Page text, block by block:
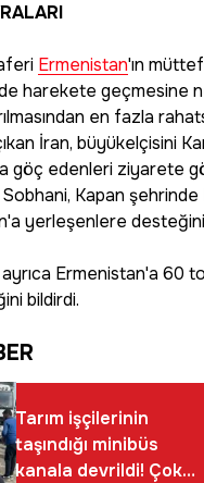
Ermenistan'ın
harekete geçmesine
en fazla
İran, büyükelçisini
göç edenleri ziyarete
Kapan
yerleşenlere
Ermenistan'a 60
bildirdi.
Tarım işçilerinin
taşındığı minibüs
kanala devrildi! Çok